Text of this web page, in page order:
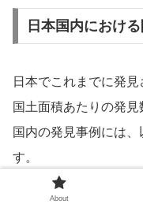
日本国内におけ
日本でこれまでに発見
国土面積あたりの発
国内の発見事例には
す。
About